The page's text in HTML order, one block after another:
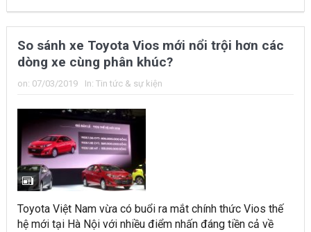
So sánh xe Toyota Vios mới nổi trội hơn các
dòng xe cùng phân khúc?
on: 07/03/2019 In: Tin tức & sự kiện
Toyota Việt Nam vừa có buổi ra mắt chính thức Vios thế
hệ mới tại Hà Nội với nhiều điểm nhấn đáng tiền cả về